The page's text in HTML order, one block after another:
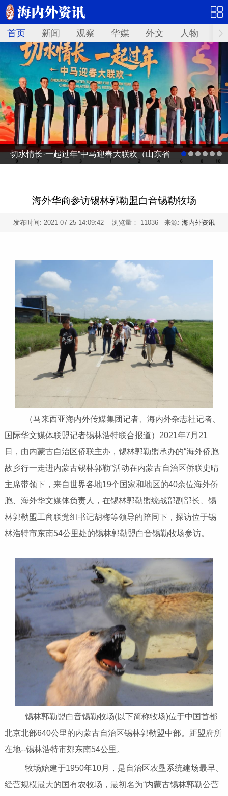
首页 新闻 观察 华媒 外文 人物 华
切水情长·一起过年”中马迎春大联欢（山东省
海外华商参访锡林郭勒盟白音锡勒牧场
发布时间: 2021-07-25 14:09:42 浏览量： 11036 来源: 海内外资讯
（马来西亚海内外传媒集团记者、海内外杂志社记者、
国际华文媒体联盟记者锡林浩特联合报道）2021年7月21
日，由内蒙古自治区侨联主办，锡林郭勒盟承办的“海外侨胞
故乡行一走进内蒙古锡林郭勒”活动在内蒙古自治区侨联史晴
主席带领下，来自世界各地19个国家和地区的40余位海外侨
胞、海外华文媒体负责人，在锡林郭勒盟统战部副部长、锡
林郭勒盟工商联党组书记胡梅等领导的陪同下，探访位于锡
林浩特市东南54公里处的锡林郭勒盟白音锡勒牧场参访。
锡林郭勒盟白音锡勒牧场(以下简称牧场)位于中国首都
北京北部640公里的内蒙古自治区锡林郭勒盟中部。距盟府所
在地--锡林浩特市郊东南54公里。
牧场始建于1950年10月，是自治区农垦系统建场最早、
经营规模最大的国有农牧场，最初名为“内蒙古锡林郭勒公营